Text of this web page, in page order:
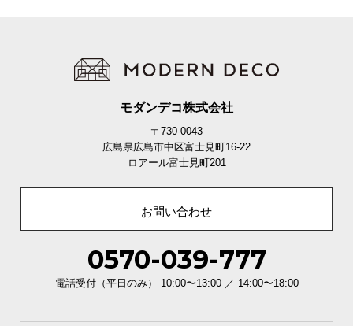
モダンデコ株式会社
〒730-0043
広島県広島市中区富士見町16-22
ロアール富士見町201
お問い合わせ
0570-039-777
電話受付（平日のみ） 10:00〜13:00 ／ 14:00〜18:00